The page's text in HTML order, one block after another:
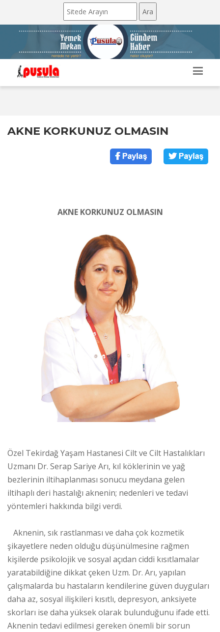
AKNE KORKUNUZ OLMASIN
AKNE KORKUNUZ OLMASIN
Özel Tekirdağ Yaşam Hastanesi Cilt ve Cilt Hastalıkları
Uzmanı Dr. Serap Sariye Arı, kıl köklerinin ve yağ
bezlerinin iltihaplanması sonucu meydana gelen
iltihaplı deri hastalığı aknenin; nedenleri ve tedavi
yöntemleri hakkında bilgi verdi.
Aknenin, sık rastlanması ve daha çok kozmetik
şikayetlere neden olduğu düşünülmesine rağmen
kişilerde psikolojik ve sosyal açıdan ciddi kısıtlamalar
yaratabildiğine dikkat çeken Uzm. Dr. Arı, yapılan
çalışmalarda bu hastaların kendilerine güven duyguları
daha az, sosyal ilişkileri kısıtlı, depresyon, anksiyete
skorları ise daha yüksek olarak bulunduğunu ifade etti.
Aknenin tedavi edilmesi gereken önemli bir sorun